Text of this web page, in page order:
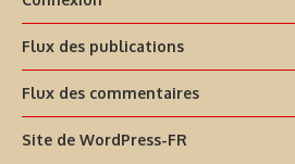
Flux des publications
Flux des commentaires
Site de WordPress-FR